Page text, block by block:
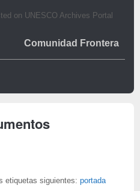
Comunidad Frontera
etiquetas siguientes: portada